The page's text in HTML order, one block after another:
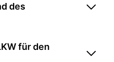
des
für den